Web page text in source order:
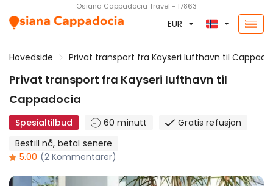
Osiana Cappadocia Travel - 17863
EUR
Hovedside Privat transport fra Kayseri lufthavn til
Privat transport fra Kayseri lufthavn til
Cappadocia
Spesialtilbud 60 minutt
Gratis refusjon
Bestill nå, betal senere
5.00 (2 Kommentarer)